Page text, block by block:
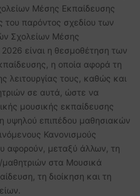
Μέσης Εκπαίδευσης
του παρόντος σχεδίου των
Σχολείων Μέσης
είναι η θεσμοθέτηση των
η οποία αφορά τη
λειτουργίας τους, καθώς και
σε αυτά, ώστε να
μουσικής εκπαίδευσης
υψηλού επιπέδου μαθησιακών
Κανονισμούς
αφορούν, μεταξύ άλλων, τη
μαθητριών στα Μουσικά
τη διοίκηση και τη